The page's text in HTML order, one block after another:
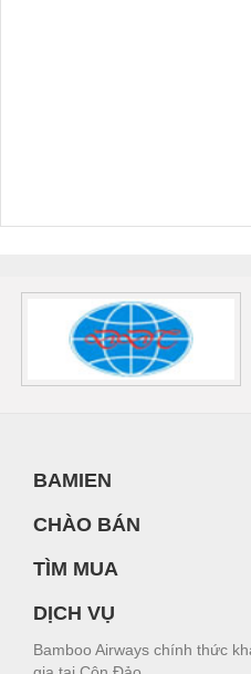
BAMIEN
CHÀO BÁN
TÌM MUA
DỊCH VỤ
Bamboo Airways chính thức